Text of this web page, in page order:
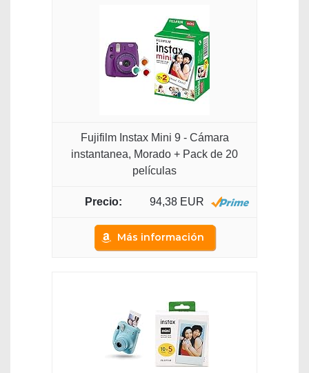
Fujifilm Instax Mini 9 - Cámara
instantanea, Morado + Pack de 20
películas
94,38 EUR
Más información